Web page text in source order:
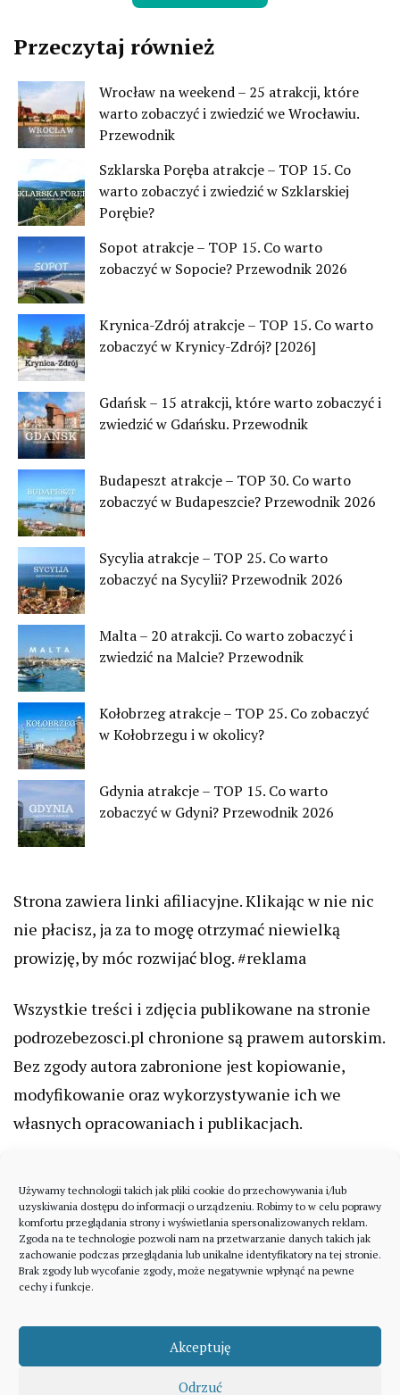
Używamy technologii takich jak pliki cookie do przechowywania i/lub
uzyskiwania dostępu do informacji o urządzeniu. Robimy to w celu poprawy
komfortu przeglądania strony i wyświetlania spersonalizowanych reklam.
Zgoda na te technologie pozwoli nam na przetwarzanie danych takich jak
zachowanie podczas przeglądania lub unikalne identyfikatory na tej stronie.
Brak zgody lub wycofanie zgody, może negatywnie wpłynąć na pewne
cechy i funkcje.
Akceptuję
Odrzuć
Przeczytaj również
Wrocław na weekend – 25 atrakcji, które
warto zobaczyć i zwiedzić we Wrocławiu.
Przewodnik
Szklarska Poręba atrakcje – TOP 15. Co
warto zobaczyć i zwiedzić w Szklarskiej
Porębie?
Sopot atrakcje – TOP 15. Co warto
zobaczyć w Sopocie? Przewodnik 2026
Krynica-Zdrój atrakcje – TOP 15. Co warto
zobaczyć w Krynicy-Zdrój? [2026]
Gdańsk – 15 atrakcji, które warto zobaczyć i
zwiedzić w Gdańsku. Przewodnik
Budapeszt atrakcje – TOP 30. Co warto
zobaczyć w Budapeszcie? Przewodnik 2026
Sycylia atrakcje – TOP 25. Co warto
zobaczyć na Sycylii? Przewodnik 2026
Malta – 20 atrakcji. Co warto zobaczyć i
zwiedzić na Malcie? Przewodnik
Kołobrzeg atrakcje – TOP 25. Co zobaczyć
w Kołobrzegu i w okolicy?
Gdynia atrakcje – TOP 15. Co warto
zobaczyć w Gdyni? Przewodnik 2026
Strona zawiera linki afiliacyjne. Klikając w nie nic
nie płacisz, ja za to mogę otrzymać niewielką
prowizję, by móc rozwijać blog. #reklama
Wszystkie treści i zdjęcia publikowane na stronie
podrozebezosci.pl chronione są prawem autorskim.
Bez zgody autora zabronione jest kopiowanie,
modyfikowanie oraz wykorzystywanie ich we
własnych opracowaniach i publikacjach.